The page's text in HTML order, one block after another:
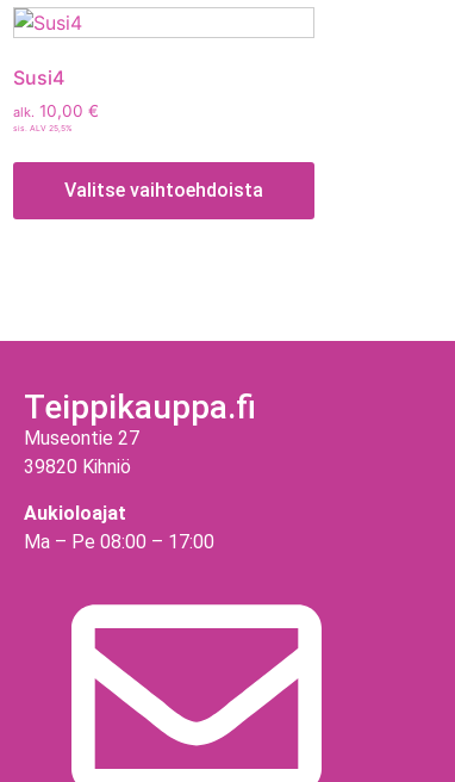
Susi4
alk. 10,00 €
sis. ALV 25,5%
Valitse vaihtoehdoista
Teippikauppa.fi
Museontie 27
39820 Kihniö
Aukioloajat
Ma – Pe 08:00 – 17:00